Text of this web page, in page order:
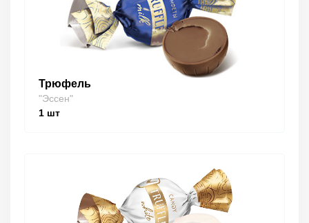
Трюфель
"Эссен"
1 шт